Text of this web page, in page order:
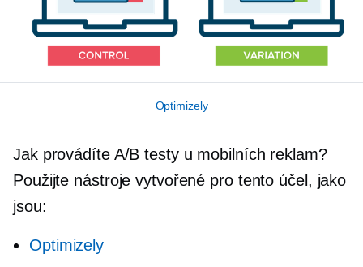
Optimizely
Jak provádíte A/B testy u mobilních reklam?
Použijte nástroje vytvořené pro tento účel, jako
jsou:
Optimizely